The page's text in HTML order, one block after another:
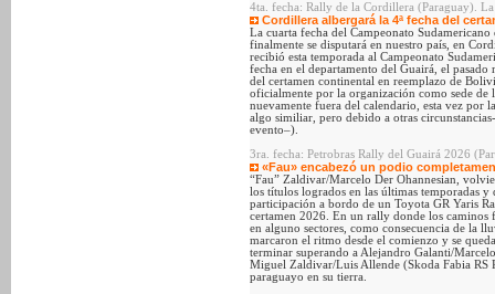
4ta. fecha: Rally de la Cordillera (Paraguay).
Cordillera albergará la 4ª fecha del
La cuarta fecha del Campeonato
finalmente se disputará en nuestro país, en
recibió esta temporada al Campeonato
fecha en el departamento del Guairá, el pasado
del certamen continental en reemplazo de
oficialmente por la organización como sede
nuevamente fuera del calendario, esta vez por
algo similiar, pero debido a otras
evento–).
3ra. fecha: Petrobras Rally del Guairá 2026
«Fau» encabezó un podio
“Fau” Zaldivar/Marcelo Der Ohannesian,
los títulos logrados en las últimas temporadas
participación a bordo de un Toyota GR Yaris
certamen 2026. En un rally donde los caminos
en alguno sectores, como consecuencia de la
marcaron el ritmo desde el comienzo y se
terminar superando a Alejandro Galanti/
Miguel Zaldivar/Luis Allende (Skoda Fabia
paraguayo en su tierra.